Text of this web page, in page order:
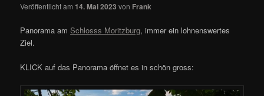
Veröffentlicht am 14. Mai 2023 von Frank
Panorama amSchlosss Moritzburg, immer ein lohnenswertes
Ziel.
KLICK auf das Panorama öffnet es in schön gross: